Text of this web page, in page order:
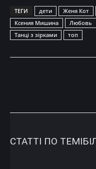
ТЕГИ дети Женя Кот
Ксения Мишина
Любовь
Танці з зірками
топ
СТАТТІ ПО ТЕМІ